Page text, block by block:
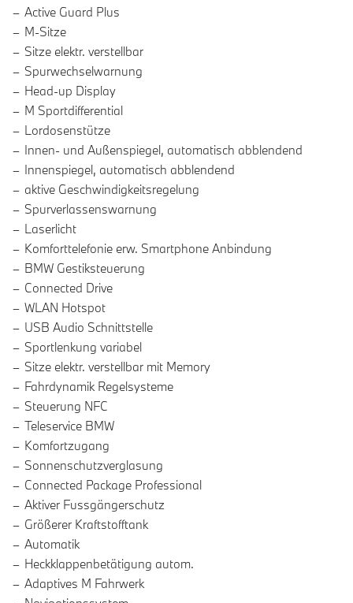
Active Guard Plus
M-Sitze
Sitze elektr. verstellbar
Spurwechselwarnung
Head-up Display
M Sportdifferential
Lordosenstütze
Innen- und Außenspiegel, automatisch abblendend
Innenspiegel, automatisch abblendend
aktive Geschwindigkeitsregelung
Spurverlassenswarnung
Laserlicht
Komforttelefonie erw. Smartphone Anbindung
BMW Gestiksteuerung
Connected Drive
WLAN Hotspot
USB Audio Schnittstelle
Sportlenkung variabel
Sitze elektr. verstellbar mit Memory
Fahrdynamik Regelsysteme
Steuerung NFC
Teleservice BMW
Komfortzugang
Sonnenschutzverglasung
Connected Package Professional
Aktiver Fussgängerschutz
Größerer Kraftstofftank
Automatik
Heckklappenbetätigung autom.
Adaptives M Fahrwerk